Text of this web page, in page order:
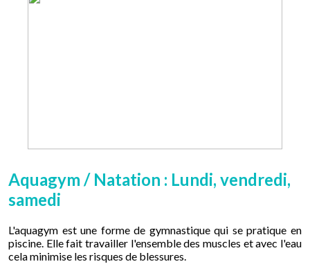
Aquagym / Natation : Lundi, vendredi,
samedi
L'aquagym est une forme de gymnastique qui se pratique en
piscine. Elle fait travailler l'ensemble des muscles et avec l'eau
cela minimise les risques de blessures.